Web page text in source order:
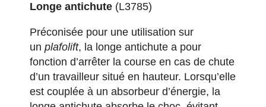
Longe antichute (L3785)
Préconisée pour une utilisation sur
un plafolift, la longe antichute a pour
fonction d’arrêter la course en cas de chute
d’un travailleur situé en hauteur. Lorsqu’elle
est couplée à un absorbeur d’énergie, la